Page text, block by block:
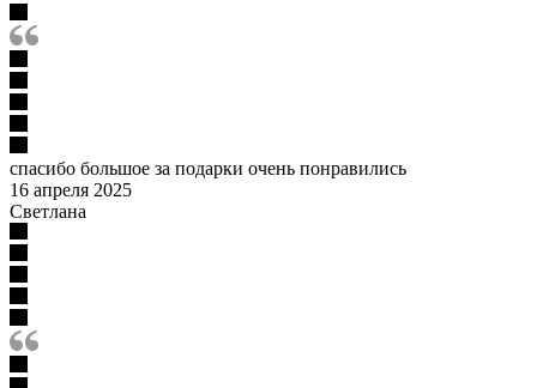
спасибо большое за подарки очень понравились
16 апреля 2025
Светлана